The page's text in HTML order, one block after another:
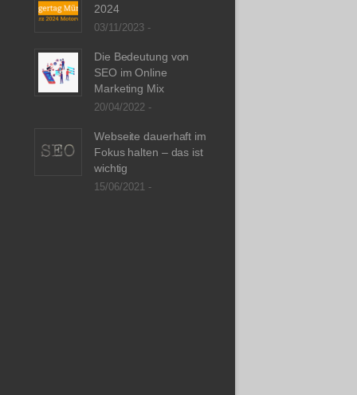
2024
03/11/2023 -
Die Bedeutung von
SEO im Online
Marketing Mix
20/04/2022 -
Webseite dauerhaft im
Fokus halten – das ist
wichtig
15/06/2021 -